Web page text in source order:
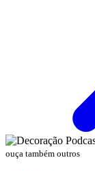
ouça também outros